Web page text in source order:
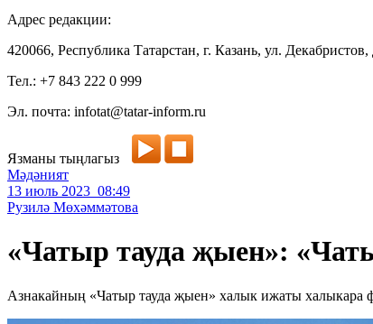
Адрес редакции:
420066, Республика Татарстан, г. Казань, ул. Декабристов,
Тел.: +7 843 222 0 999
Эл. почта: infotat@tatar-inform.ru
Язманы тыңлагыз
Мәдәният
13 июль 2023 08:49
Рузилә Мөхәммәтова
«Чатыр тауда җыен»:
Азнакайның «Чатыр тауда җыен» халык ижаты халыкара